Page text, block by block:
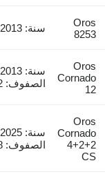
Oros
8253
سنة: 2013
Oros
Cornado
12
الصفوف: 12
Oros
Cornado
4+2+2
CS
الصفوف: 8، معدل تباعد الصفوف: 760 ملم